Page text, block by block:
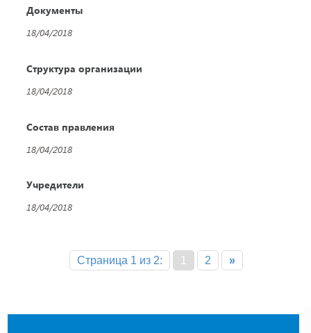
Документы
18/04/2018
Структура организации
18/04/2018
Состав правления
18/04/2018
Учредители
18/04/2018
Страница 1 из 2: 1 2 »